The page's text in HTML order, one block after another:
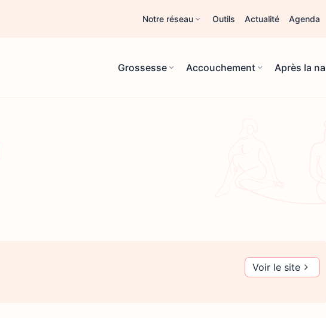
Notre réseau Outils Actualité Agenda
Grossesse Accouchement Après la
Voir le site